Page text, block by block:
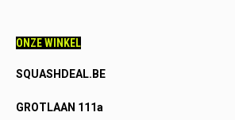
ONZE WINKEL
SQUASHDEAL.BE
GROTLAAN 111a